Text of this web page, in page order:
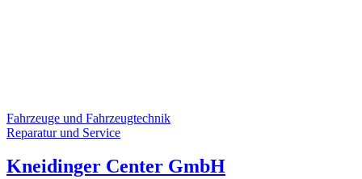
Fahrzeuge und Fahrzeugtechnik
Reparatur und Service
Kneidinger Center GmbH